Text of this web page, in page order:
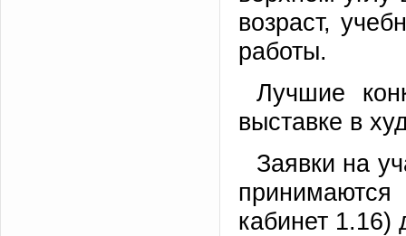
возраст,
работы.
Лучшие
выставке в
Заявки на
кабинет 1.16)